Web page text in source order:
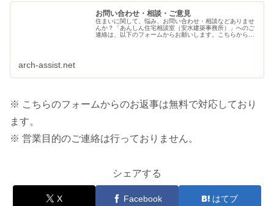
お問い合わせ・相談・ご意見
住まいに関して、悩み、お問い合わせ・相談などありませ
んか？「あんしん住宅相談室（安水建築事務所）」へのご
連絡は、以下のフォームからお願いします。こちらから、
arch-assist.net
※ こちらのフォームからのお返事は無料で対応しており
ます。
※ 営業目的のご連絡は行っておりません。
シェアする
X Facebook はてブ